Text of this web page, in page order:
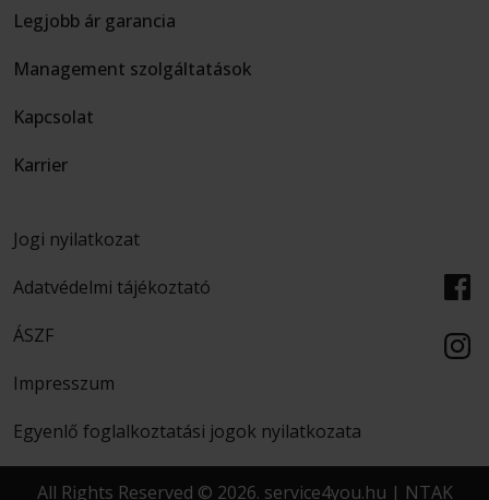
Legjobb ár garancia
Management szolgáltatások
Kapcsolat
Karrier
Jogi nyilatkozat
Adatvédelmi tájékoztató
ÁSZF
Impresszum
Egyenlő foglalkoztatási jogok nyilatkozata
All Rights Reserved © 2026. service4you.hu | NTAK